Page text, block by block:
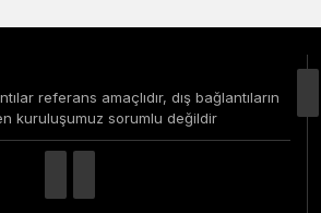
referans amaçlıdır, dış bağlantıların
kuruluşumuz sorumlu değildir